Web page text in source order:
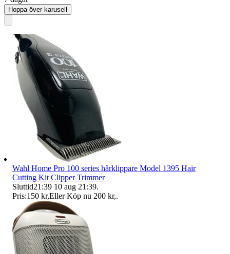
Hoppa över karusell
Wahl Home Pro 100 series hårklippare Model 1395 Hair
Cutting Kit Clipper Trimmer
Sluttid21:39 10 aug 21:39.
Pris:150 kr,Eller Köp nu 200 kr,.